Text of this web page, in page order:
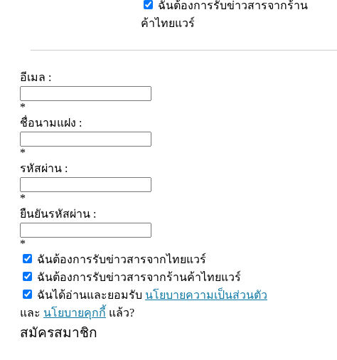
ฉันต้องการรับข่าวสารจากร้าน
ค้าไทยแวร์
อีเมล :
*
ชื่อนามแฝง :
*
รหัสผ่าน :
*
ยืนยันรหัสผ่าน :
*
ฉันต้องการรับข่าวสารจากไทยแวร์
ฉันต้องการรับข่าวสารจากร้านค้าไทยแวร์
ฉันได้อ่านและยอมรับ นโยบายความเป็นส่วนตัว
และ นโยบายคุกกี้ แล้ว?
สมัครสมาชิก